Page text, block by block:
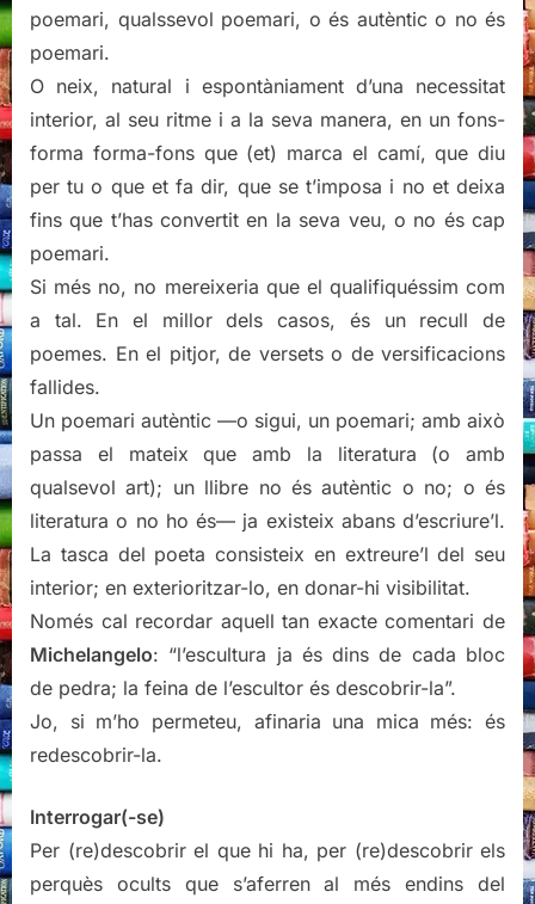
poemari, qualssevol poemari, o és autèntic o no és
poemari.
O neix, natural i espontàniament d’una necessitat
interior, al seu ritme i a la seva manera, en un fons-
forma forma-fons que (et) marca el camí, que diu
per tu o que et fa dir, que se t’imposa i no et deixa
fins que t’has convertit en la seva veu, o no és cap
poemari.
Si més no, no mereixeria que el qualifiquéssim com
a tal. En el millor dels casos, és un recull de
poemes. En el pitjor, de versets o de versificacions
fallides.
Un poemari autèntic —o sigui, un poemari; amb això
passa el mateix que amb la literatura (o amb
qualsevol art); un llibre no és autèntic o no; o és
literatura o no ho és— ja existeix abans d’escriure’l.
La tasca del poeta consisteix en extreure’l del seu
interior; en exterioritzar-lo, en donar-hi visibilitat.
Només cal recordar aquell tan exacte comentari de
Michelangelo: “l’escultura ja és dins de cada bloc
de pedra; la feina de l’escultor és descobrir-la”.
Jo, si m’ho permeteu, afinaria una mica més: és
redescobrir-la.
Interrogar(-se)
Per (re)descobrir el que hi ha, per (re)descobrir els
perquès ocults que s’aferren al més endins del